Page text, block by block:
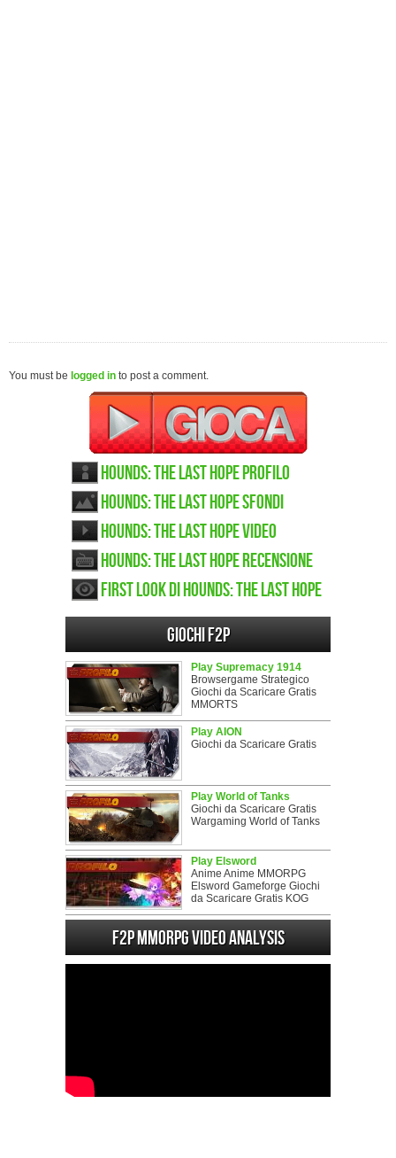
You must be logged in to post a comment.
Hounds: The Last Hope Profilo
Hounds: The Last Hope sfondi
Hounds: The Last Hope video
Hounds: The Last Hope recensione
First look di Hounds: The Last Hope
Giochi F2P
Play Supremacy 1914
Browsergame Strategico
Giochi da Scaricare Gratis
MMORTS
Play AION
Giochi da Scaricare Gratis
Play World of Tanks
Giochi da Scaricare Gratis
Wargaming World of Tanks
Play Elsword
Anime Anime MMORPG
Elsword Gameforge Giochi
da Scaricare Gratis KOG
F2P MMORPG Video analysis